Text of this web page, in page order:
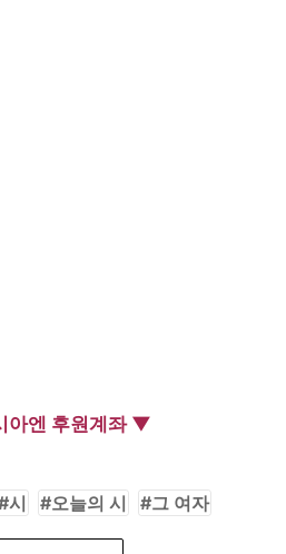
아엔 후원계좌 ▼
시 오늘의 시 그 여자